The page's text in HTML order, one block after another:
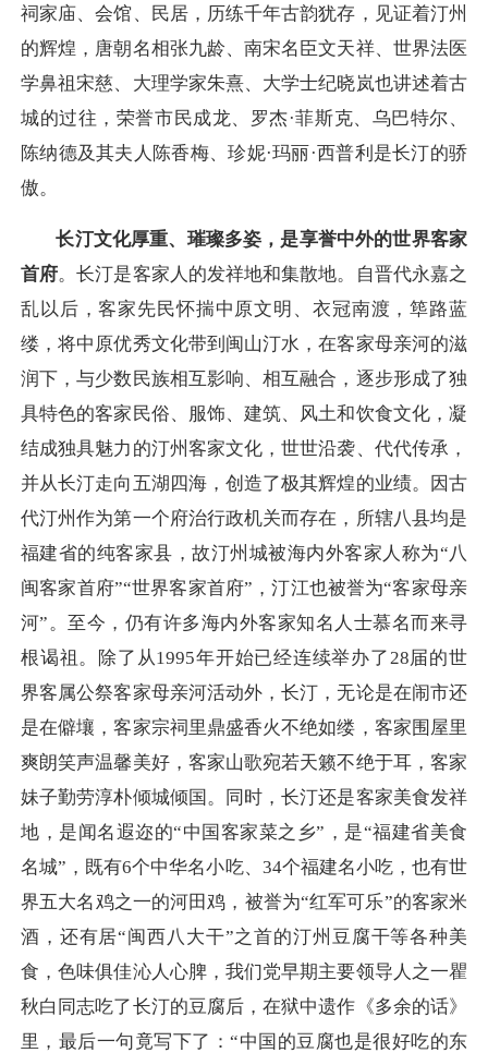
祠家庙、会馆、民居，历练千年古韵犹存，见证着汀州
的辉煌，唐朝名相张九龄、南宋名臣文天祥、世界法医
学鼻祖宋慈、大理学家朱熹、大学士纪晓岚也讲述着古
城的过往，荣誉市民成龙、罗杰·菲斯克、乌巴特尔、
陈纳德及其夫人陈香梅、珍妮·玛丽·西普利是长汀的骄
傲。
长汀文化厚重、璀璨多姿，是享誉中外的世界客家
首府。长汀是客家人的发祥地和集散地。自晋代永嘉之
乱以后，客家先民怀揣中原文明、衣冠南渡，筚路蓝
缕，将中原优秀文化带到闽山汀水，在客家母亲河的滋
润下，与少数民族相互影响、相互融合，逐步形成了独
具特色的客家民俗、服饰、建筑、风土和饮食文化，凝
结成独具魅力的汀州客家文化，世世沿袭、代代传承，
并从长汀走向五湖四海，创造了极其辉煌的业绩。因古
代汀州作为第一个府治行政机关而存在，所辖八县均是
福建省的纯客家县，故汀州城被海内外客家人称为“八
闽客家首府”“世界客家首府”，汀江也被誉为“客家母亲
河”。至今，仍有许多海内外客家知名人士慕名而来寻
根谒祖。除了从1995年开始已经连续举办了28届的世
界客属公祭客家母亲河活动外，长汀，无论是在闹市还
是在僻壤，客家宗祠里鼎盛香火不绝如缕，客家围屋里
爽朗笑声温馨美好，客家山歌宛若天籁不绝于耳，客家
妹子勤劳淳朴倾城倾国。同时，长汀还是客家美食发祥
地，是闻名遐迩的“中国客家菜之乡”，是“福建省美食
名城”，既有6个中华名小吃、34个福建名小吃，也有世
界五大名鸡之一的河田鸡，被誉为“红军可乐”的客家米
酒，还有居“闽西八大干”之首的汀州豆腐干等各种美
食，色味俱佳沁人心脾，我们党早期主要领导人之一瞿
秋白同志吃了长汀的豆腐后，在狱中遗作《多余的话》
里，最后一句竟写下了：“中国的豆腐也是很好吃的东